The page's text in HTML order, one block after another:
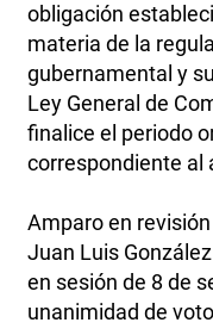
obligación
materia de la
gubernamental y
Ley General de
finalice el periodo
correspondiente al
Amparo en
Juan Luis
en sesión de 8 de
unanimidad de